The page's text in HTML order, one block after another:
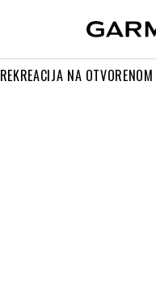
REKREACIJA NA OTVORENOM